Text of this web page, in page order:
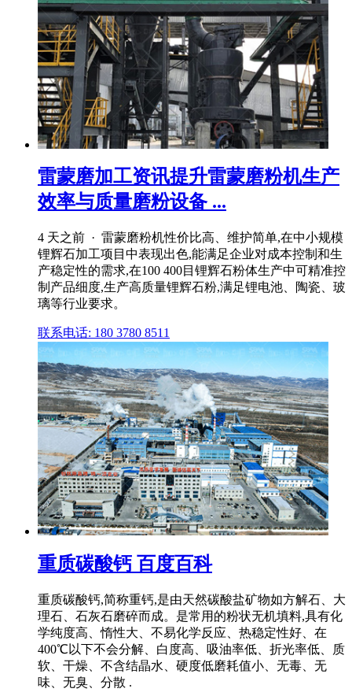
雷蒙磨加工资讯提升雷蒙磨粉机生产
效率与质量磨粉设备 ...
4 天之前 · 雷蒙磨粉机性价比高、维护简单,在中小规模
锂辉石加工项目中表现出色,能满足企业对成本控制和生
产稳定性的需求,在100 400目锂辉石粉体生产中可精准控
制产品细度,生产高质量锂辉石粉,满足锂电池、陶瓷、玻
璃等行业要求。
联系电话: 180 3780 8511
重质碳酸钙 百度百科
重质碳酸钙,简称重钙,是由天然碳酸盐矿物如方解石、大
理石、石灰石磨碎而成。是常用的粉状无机填料,具有化
学纯度高、惰性大、不易化学反应、热稳定性好、在
400℃以下不会分解、白度高、吸油率低、折光率低、质
软、干燥、不含结晶水、硬度低磨耗值小、无毒、无
味、无臭、分散 .